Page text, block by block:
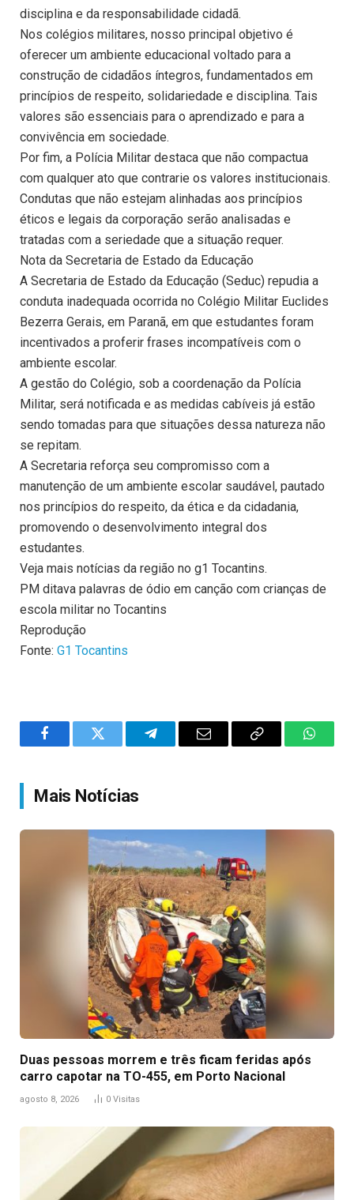
disciplina e da responsabilidade cidadã.
Nos colégios militares, nosso principal objetivo é
oferecer um ambiente educacional voltado para a
construção de cidadãos íntegros, fundamentados em
princípios de respeito, solidariedade e disciplina. Tais
valores são essenciais para o aprendizado e para a
convivência em sociedade.
Por fim, a Polícia Militar destaca que não compactua
com qualquer ato que contrarie os valores institucionais.
Condutas que não estejam alinhadas aos princípios
éticos e legais da corporação serão analisadas e
tratadas com a seriedade que a situação requer.
Nota da Secretaria de Estado da Educação
A Secretaria de Estado da Educação (Seduc) repudia a
conduta inadequada ocorrida no Colégio Militar Euclides
Bezerra Gerais, em Paranã, em que estudantes foram
incentivados a proferir frases incompatíveis com o
ambiente escolar.
A gestão do Colégio, sob a coordenação da Polícia
Militar, será notificada e as medidas cabíveis já estão
sendo tomadas para que situações dessa natureza não
se repitam.
A Secretaria reforça seu compromisso com a
manutenção de um ambiente escolar saudável, pautado
nos princípios do respeito, da ética e da cidadania,
promovendo o desenvolvimento integral dos
estudantes.
Veja mais notícias da região no g1 Tocantins.
PM ditava palavras de ódio em canção com crianças de
escola militar no Tocantins
Reprodução
Fonte: G1 Tocantins
FacebookTwitter TelegramEmail
Copy
Mais Notícias
Duas pessoas morrem e três ficam feridas após
carro capotar na TO-455, em Porto Nacional
agosto 8, 2026 0 Visitas